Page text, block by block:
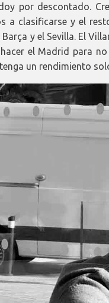
por descontado.
a clasificarse y el
y el Sevilla. El
el Madrid para
un rendimiento